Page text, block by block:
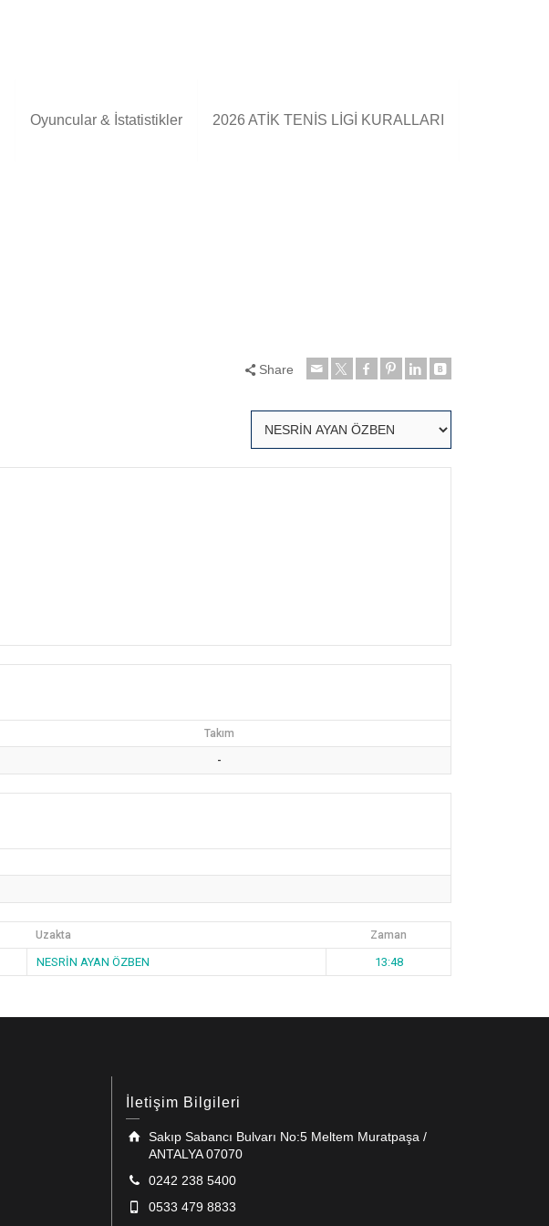
Oyuncular & İstatistikler 2026 ATİK TENİS LİGİ KURALLARI
Share
Takım
-
Uzakta Zaman
NESRİN AYAN ÖZBEN 13:48
İletişim Bilgileri
Sakıp Sabancı Bulvarı No:5 Meltem Muratpaşa /
ANTALYA 07070
0242 238 5400
0533 479 8833